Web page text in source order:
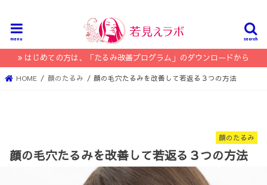
search
menu
はじめての方は、「たるみ改善プログラム」のダウンロードから
HOME 顔のたるみ 顔の毛穴たるみを改善して若返る３つの方法
顔のたるみ
顔の毛穴たるみを改善して若返る３つの方法